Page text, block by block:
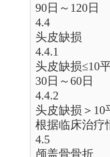
90日～120日
4.4
头皮缺损
4.4.1
头皮缺损≤10
30日～60日
4.4.2
头皮缺损＞10
根据临床治疗
4.5
颅盖骨骨折